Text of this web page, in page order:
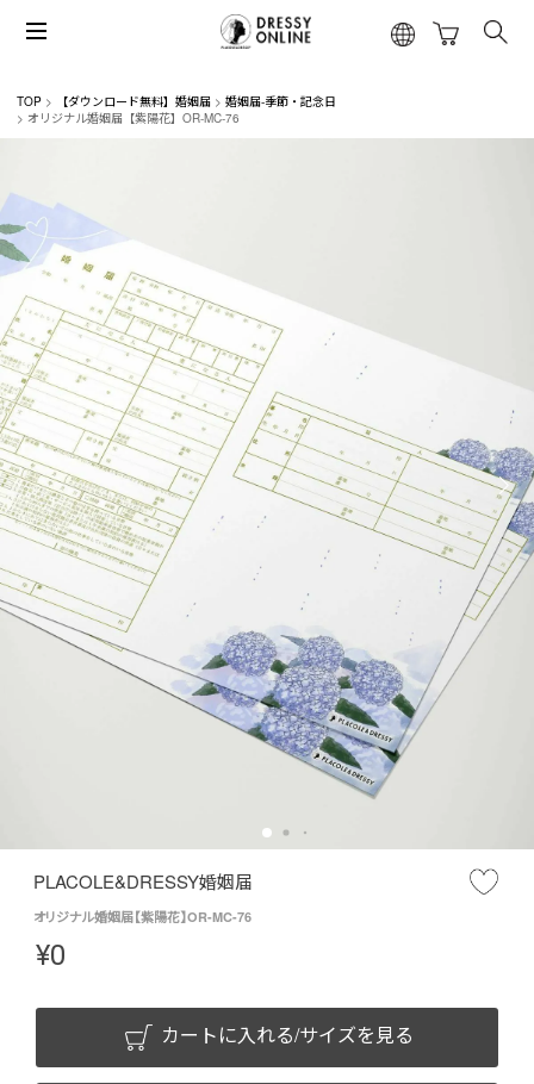
TOP 【ダウンロード無料】婚姻届
婚姻届-季節・記念日
オリジナル婚姻届【紫陽花】OR-MC-76
PLACOLE&DRESSY婚姻届
オリジナル婚姻届【紫陽花】OR-MC-76
¥0
カートに入れる/サイズを見る